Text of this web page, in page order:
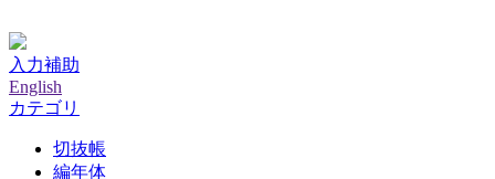
入力補助
English
カテゴリ
切抜帳
編年体